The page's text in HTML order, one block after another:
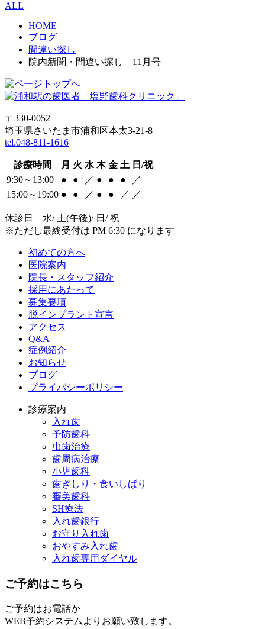
ALL
HOME
ブログ
間違い探し
院内新聞・間違い探し 11月号
〒330-0052
埼玉県さいたま市浦和区本太3-21-8
tel.048-811-1616
診療時間 月 火 水 木 金 土 日/祝
9:30～13:00
● ● ／ ● ● ●
／
15:00～19:00 ● ● ／ ● ● ／ ／
休診日 水/ 土(午後)/ 日/ 祝
※ただし最終受付は PM 6:30 になります
初めての方へ
医院案内
院長・スタッフ紹介
採用にあたって
募集要項
脱インプラント宣言
アクセス
Q&A
症例紹介
お知らせ
ブログ
プライバシーポリシー
診療案内
入れ歯
予防歯科
虫歯治療
歯周病治療
小児歯科
歯ぎしり・食いしばり
審美歯科
SH療法
入れ歯銀行
お守り入れ歯
おやすみ入れ歯
入れ歯専用ダイヤル
ご予約はこちら
ご予約はお電話か
WEB予約システムよりお願い致します。